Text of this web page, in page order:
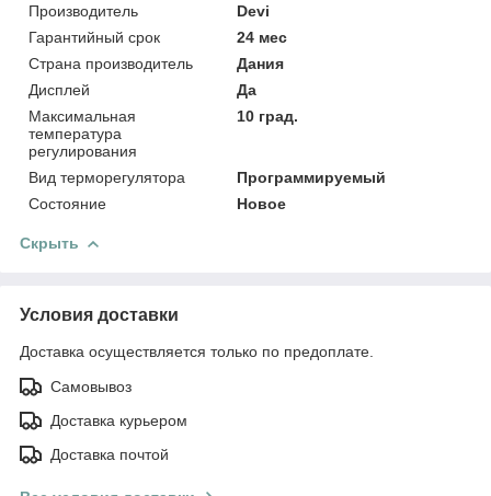
Производитель
Devi
Гарантийный срок
24 мес
Страна производитель
Дания
Дисплей
Да
Максимальная
температура
регулирования
10 град.
Вид терморегулятора
Программируемый
Состояние
Новое
Скрыть
Условия доставки
Доставка осуществляется только по предоплате.
Самовывоз
Доставка курьером
Доставка почтой